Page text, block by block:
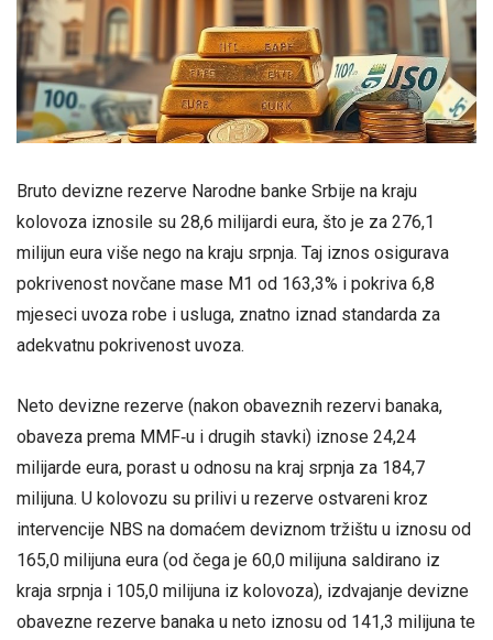
Bruto devizne rezerve Narodne banke Srbije na kraju
kolovoza iznosile su 28,6 milijardi eura, što je za 276,1
milijun eura više nego na kraju srpnja. Taj iznos osigurava
pokrivenost novčane mase M1 od 163,3% i pokriva 6,8
mjeseci uvoza robe i usluga, znatno iznad standarda za
adekvatnu pokrivenost uvoza.
Neto devizne rezerve (nakon obaveznih rezervi banaka,
obaveza prema MMF‑u i drugih stavki) iznose 24,24
milijarde eura, porast u odnosu na kraj srpnja za 184,7
milijuna. U kolovozu su prilivi u rezerve ostvareni kroz
intervencije NBS na domaćem deviznom tržištu u iznosu od
165,0 milijuna eura (od čega je 60,0 milijuna saldirano iz
kraja srpnja i 105,0 milijuna iz kolovoza), izdvajanje devizne
obavezne rezerve banaka u neto iznosu od 141,3 milijuna te